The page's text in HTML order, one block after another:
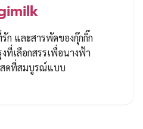
ก และสารพัดของกุ๊กกิ๊ก
ที่เลือกสรรเพื่อนางฟ้า
ดที่สมบูรณ์แบบ